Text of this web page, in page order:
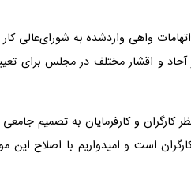
واهی واردشده به شورای‌عالی کار
و اقشار مختلف در مجلس برای
کارگران و کارفرمایان به تصمیم جامعی
است و امیدواریم با اصلاح این